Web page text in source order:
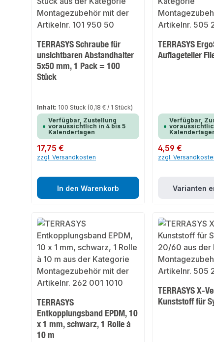
TERRASYS Schraube für
unsichtbaren Abstandhalter
5x50 mm, 1 Pack = 100
Stück
Inhalt: 100 Stück (0,18 € / 1 Stück)
Verfügbar, Zustellung
voraussichtlich in 4 bis 5
Kalendertagen
Regulärer Preis:
17,75 €
zzgl. Versandkosten
In den Warenkorb
TERRASYS
Auflageteller
Verfügbar,
Regulärer Preis:
4,59 €
zzgl.
Varianten
TERRASYS
Entkopplungsband EPDM, 10
x 1 mm, schwarz, 1 Rolle à
10 m
TERRASYS X-
Kunststoff für